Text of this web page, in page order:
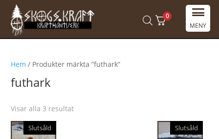
0
MENY
Hem / Produkter märkta ”futhark”
futhark
Visar alla 3 resultat
Slutsåld Slutsåld